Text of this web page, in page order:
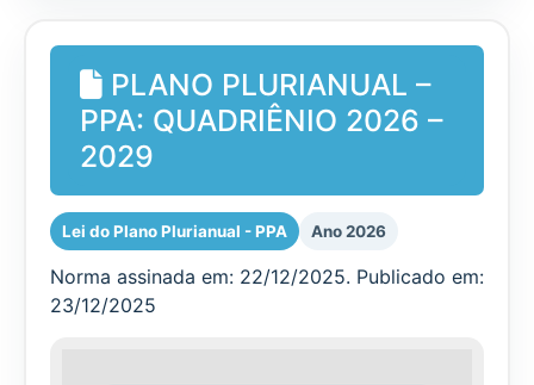
PLANO PLURIANUAL –
PPA: QUADRIÊNIO 2026 –
2029
Lei do Plano Plurianual - PPA Ano 2026
Norma assinada em: 22/12/2025. Publicado em:
23/12/2025